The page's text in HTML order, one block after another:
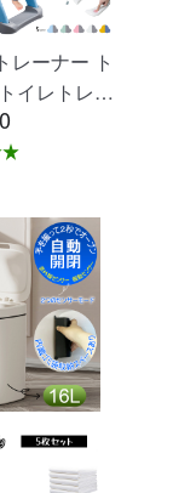
レーナー ト
イレトレー
イレ 練習
おまる 補
トイレ補助
の子 女の子
も トイトレ
ステップ ス
イレ D-2